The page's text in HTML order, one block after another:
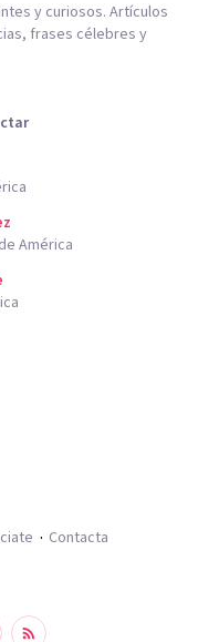
y curiosos. Artículos
frases célebres y
América
Contacta